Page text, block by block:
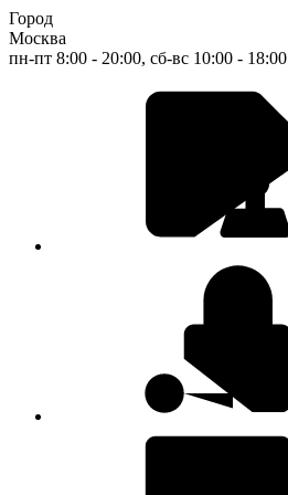
Город
Москва
пн-пт 8:00 - 20:00, сб-вс 10:00 - 18:00